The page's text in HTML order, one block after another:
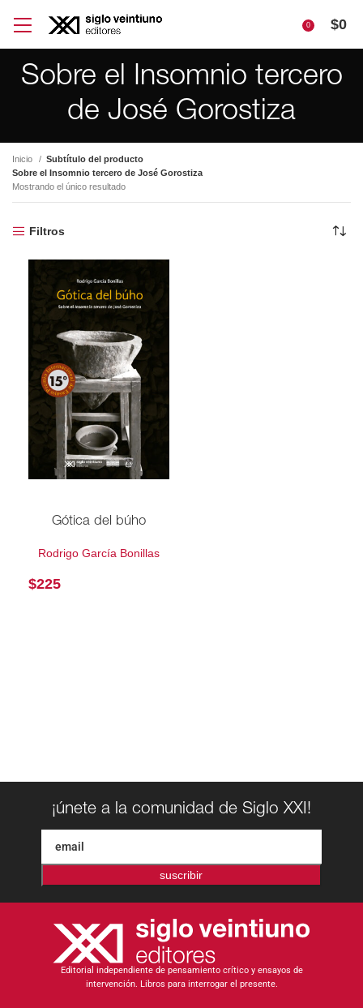
0 $0
Sobre el Insomnio tercero
de José Gorostiza
Inicio
Subtítulo del producto
Sobre el Insomnio tercero de José Gorostiza
Mostrando el único resultado
Filtros
Gótica del búho
Rodrigo García Bonillas
$225
¡únete a la comunidad de Siglo XXI!
suscribir
Editorial independiente de pensamiento crítico y ensayos de
intervención. Libros para interrogar el presente.